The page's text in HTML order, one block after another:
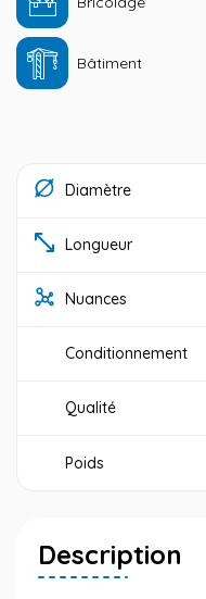
Bâtiment
Diamètre
Longueur
Nuances
Conditionnement
Qualité
Poids
Description